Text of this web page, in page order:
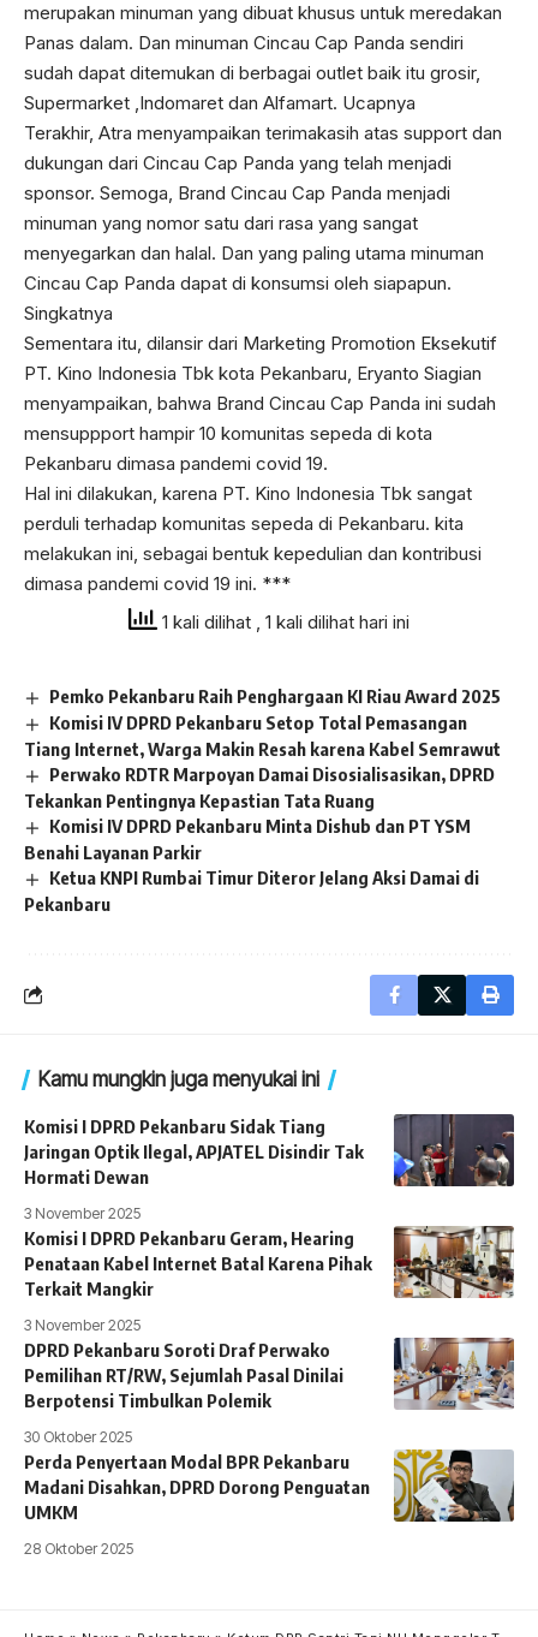
merupakan minuman yang dibuat khusus untuk meredakan
Panas dalam. Dan minuman Cincau Cap Panda sendiri
sudah dapat ditemukan di berbagai outlet baik itu grosir,
Supermarket ,Indomaret dan Alfamart. Ucapnya
Terakhir, Atra menyampaikan terimakasih atas support dan
dukungan dari Cincau Cap Panda yang telah menjadi
sponsor. Semoga, Brand Cincau Cap Panda menjadi
minuman yang nomor satu dari rasa yang sangat
menyegarkan dan halal. Dan yang paling utama minuman
Cincau Cap Panda dapat di konsumsi oleh siapapun.
Singkatnya
Sementara itu, dilansir dari Marketing Promotion Eksekutif
PT. Kino Indonesia Tbk kota Pekanbaru, Eryanto Siagian
menyampaikan, bahwa Brand Cincau Cap Panda ini sudah
mensuppport hampir 10 komunitas sepeda di kota
Pekanbaru dimasa pandemi covid 19.
Hal ini dilakukan, karena PT. Kino Indonesia Tbk sangat
perduli terhadap komunitas sepeda di Pekanbaru. kita
melakukan ini, sebagai bentuk kepedulian dan kontribusi
dimasa pandemi covid 19 ini. ***
1 kali dilihat
, 1 kali dilihat hari ini
Pemko Pekanbaru Raih Penghargaan KI Riau Award 2025
Komisi IV DPRD Pekanbaru Setop Total Pemasangan
Tiang Internet, Warga Makin Resah karena Kabel Semrawut
Perwako RDTR Marpoyan Damai Disosialisasikan, DPRD
Tekankan Pentingnya Kepastian Tata Ruang
Komisi IV DPRD Pekanbaru Minta Dishub dan PT YSM
Benahi Layanan Parkir
Ketua KNPI Rumbai Timur Diteror Jelang Aksi Damai di
Pekanbaru
Kamu mungkin juga menyukai ini
Komisi I DPRD Pekanbaru Sidak Tiang
Jaringan Optik Ilegal, APJATEL Disindir Tak
Hormati Dewan
3 November 2025
Komisi I DPRD Pekanbaru Geram, Hearing
Penataan Kabel Internet Batal Karena Pihak
Terkait Mangkir
3 November 2025
DPRD Pekanbaru Soroti Draf Perwako
Pemilihan RT/RW, Sejumlah Pasal Dinilai
Berpotensi Timbulkan Polemik
30 Oktober 2025
Perda Penyertaan Modal BPR Pekanbaru
Madani Disahkan, DPRD Dorong Penguatan
UMKM
28 Oktober 2025